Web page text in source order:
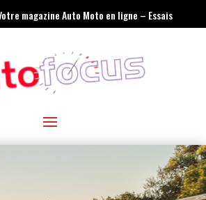
magazine Auto Moto en ligne – Essais
– Innovations – Rétro :::